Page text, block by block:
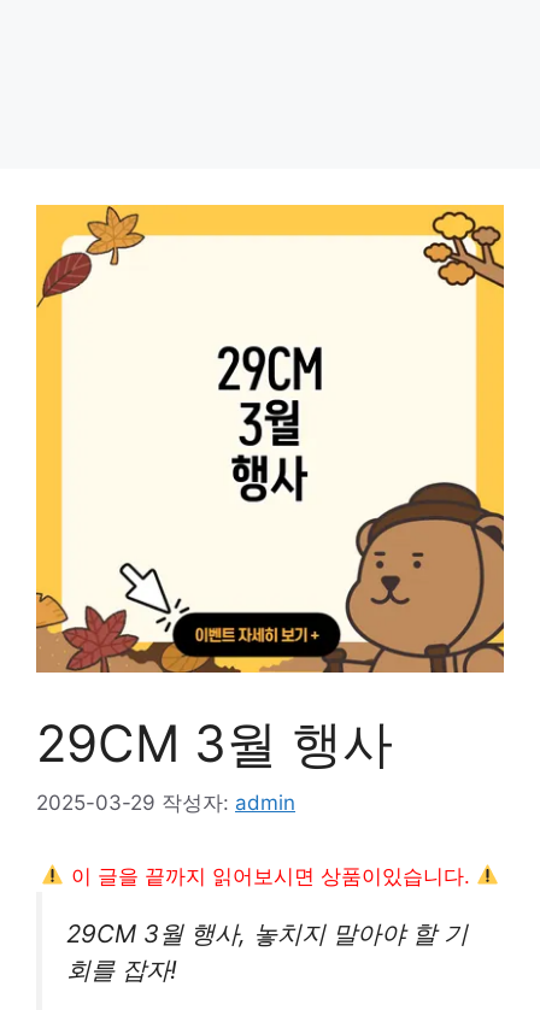
29CM 3월 행사
2025-03-29 작성자: admin
이 글을 끝까지 읽어보시면 상품이있습니다.
29CM 3월 행사, 놓치지 말아야 할 기
회를 잡자!